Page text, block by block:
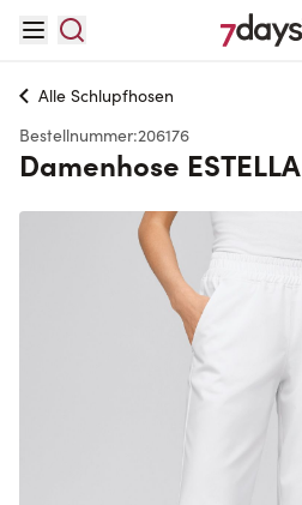
Alle Schlupfhosen
Bestellnummer:206176
Damenhose ESTELLA